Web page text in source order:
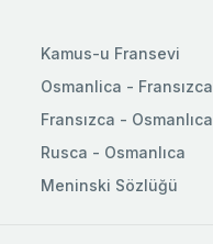
Kamus-u Fransevi
Osmanlica - Fransızca
Fransızca - Osmanlıca
Rusca - Osmanlıca
Meninski Sözlüğü